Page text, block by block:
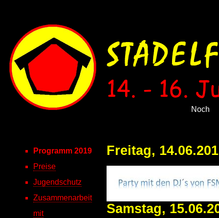
Noch
Freitag,
Samstag,
Programm 2019
Preise
Jugendschutz
Zusammenarbeit
mit